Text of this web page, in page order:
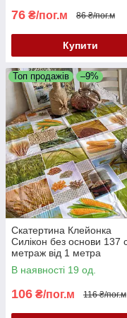
76 ₴/пог.м 86 ₴/пог.м
Купити
Топ продажів –9%
Скатертина Клейонка
Силікон без основи 137
метраж від 1 метра
В наявності 19 од.
106 ₴/пог.м 116 ₴/пог.м